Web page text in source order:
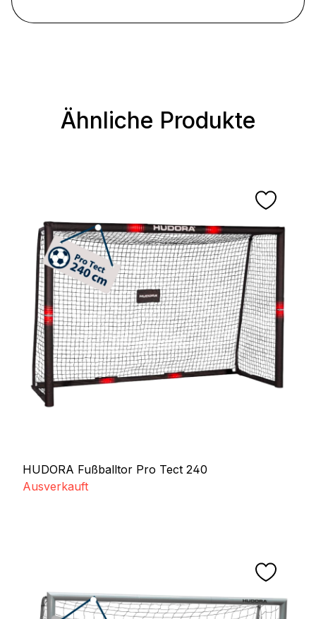
Produktgalerie überspringen
Ähnliche Produkte
HUDORA Fußballtor Pro Tect 240
Ausverkauft